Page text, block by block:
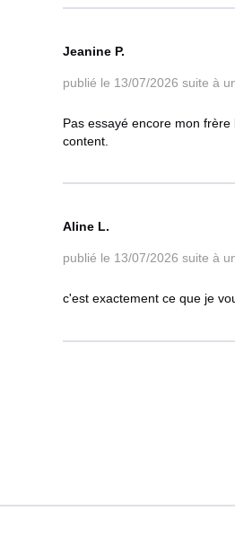
Jeanine P.
publié le 13/07/2026 suite à
Pas essayé encore mon
content.
Aline L.
publié le 13/07/2026 suite à
c'est exactement ce que je